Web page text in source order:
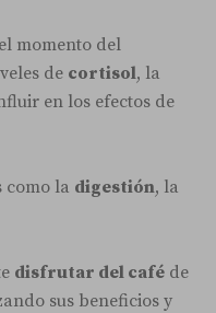
momento del
de cortisol, la
en los efectos de
como la digestión, la
disfrutar del café de
sus beneficios y